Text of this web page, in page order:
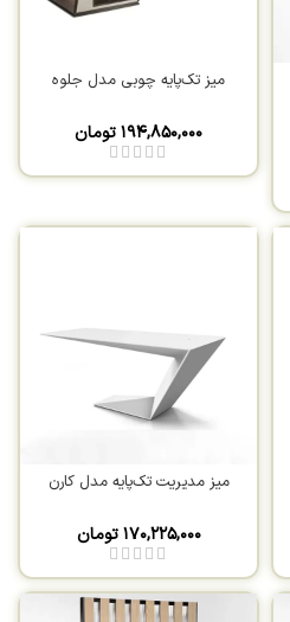
میز تک‌پایه چوبی مدل جلوه
۱۹۴,۸۵۰,۰۰۰تومان
میز مدیریت تک‌پایه مدل کارن
۱۷۰,۲۲۵,۰۰۰ تومان